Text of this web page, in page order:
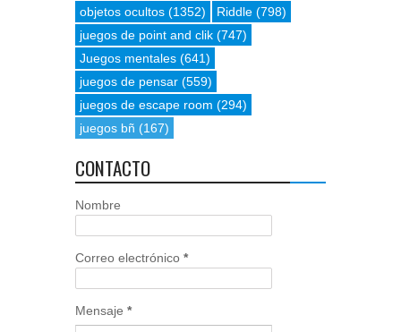
objetos ocultos (1352) Riddle (798)
juegos de point and clik (747)
Juegos mentales (641)
juegos de pensar (559)
juegos de escape room (294)
juegos bñ (167)
CONTACTO
Nombre
Correo electrónico *
Mensaje *